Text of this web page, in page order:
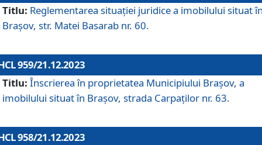
Titlu: Reglementarea situației juridice a imobilului situat
Brașov, str. Matei Basarab nr. 60.
959/21.12.2023
Titlu: Înscrierea în proprietatea Municipiului Brașov, a
imobilului situat în Brașov, strada Carpaților nr. 63.
958/21.12.2023